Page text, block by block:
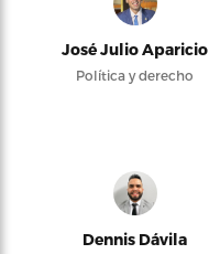
José Julio Aparicio
Política y derecho
Dennis Dávila